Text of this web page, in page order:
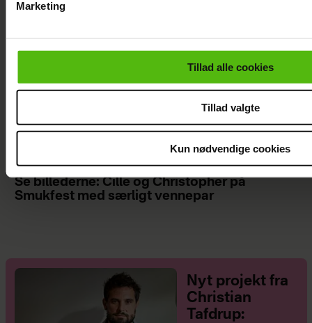
cookiepolitik.
Marketing
Tillad alle cookies
Tillad valgte
Kun nødvendige cookies
Se billederne: Cille og Christopher på
Smukfest med særligt vennepar
Nyt projekt fra
Christian
Tafdrup: